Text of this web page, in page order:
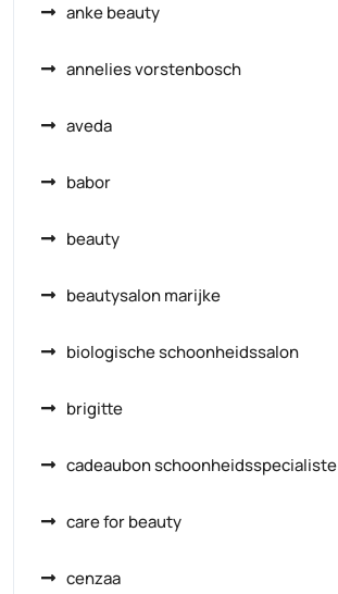
anke beauty
annelies vorstenbosch
aveda
babor
beauty
beautysalon marijke
biologische schoonheidssalon
brigitte
cadeaubon schoonheidsspecialiste
care for beauty
cenzaa